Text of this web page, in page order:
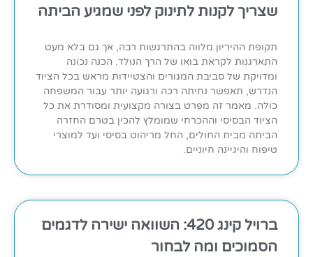
שצריך לקנות לתינוק לפני שמגיע הביתה
תקופת ההיריון מלווה בהתרגשות רבה, אך גם בלא מעט
התארגנות לקראת בואו של הרך הנולד. הכנה נכונה
ומדויקת של סביבת המגורים והצטיידות מראש בכל הציוד
הנדרש, תאפשר נחיתה רכה ורגועה יותר עבור המשפחה
כולה. מאמר זה מפרט בצורה מקצועית ומסודרת את כל
הציוד הבסיסי וההכרחי שמומלץ להכין בטרם החזרה
הביתה מבית החולים, החל מריהוט בסיסי ועד למוצרי
טיפוח והיגיינה חיוניים.
ברויל קינג 420: השוואה ישירה לדגמים
הסמוכים ומה לבחור